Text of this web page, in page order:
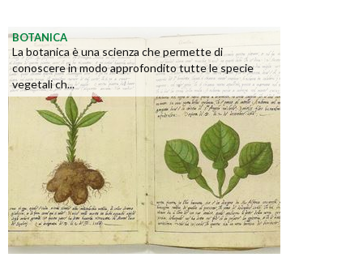
BOTANICA
La botanica è una scienza che permette di
conoscere in modo approfondito tutte le specie
vegetali ch...